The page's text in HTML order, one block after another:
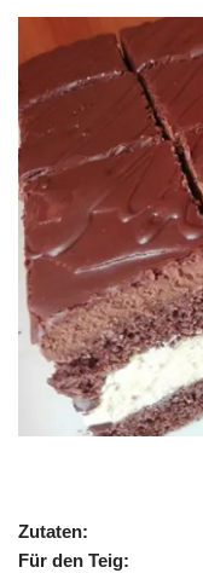
Zutaten:
Für den Teig: